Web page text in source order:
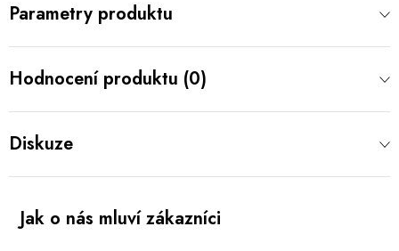
Parametry produktu
Hodnocení produktu (0)
Diskuze